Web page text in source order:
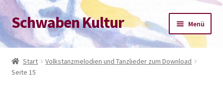
Zur
Navigation
springen
Zum
Inhalt
springen
Schwaben Kultur Menü
Start
Datenschutz-Bestimmungen
Start
Volkstanzmelodien und Tanzlieder zum Download
Seite 15